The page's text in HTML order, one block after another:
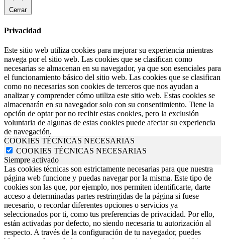
Cerrar
Privacidad
Este sitio web utiliza cookies para mejorar su experiencia mientras
navega por el sitio web. Las cookies que se clasifican como
necesarias se almacenan en su navegador, ya que son esenciales para
el funcionamiento básico del sitio web. Las cookies que se clasifican
como no necesarias son cookies de terceros que nos ayudan a
analizar y comprender cómo utiliza este sitio web. Estas cookies se
almacenarán en su navegador solo con su consentimiento. Tiene la
opción de optar por no recibir estas cookies, pero la exclusión
voluntaria de algunas de estas cookies puede afectar su experiencia
de navegación.
COOKIES TÉCNICAS NECESARIAS
COOKIES TÉCNICAS NECESARIAS
Siempre activado
Las cookies técnicas son estrictamente necesarias para que nuestra
página web funcione y puedas navegar por la misma. Este tipo de
cookies son las que, por ejemplo, nos permiten identificarte, darte
acceso a determinadas partes restringidas de la página si fuese
necesario, o recordar diferentes opciones o servicios ya
seleccionados por ti, como tus preferencias de privacidad. Por ello,
están activadas por defecto, no siendo necesaria tu autorización al
respecto. A través de la configuración de tu navegador, puedes